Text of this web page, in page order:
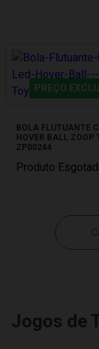
PREÇO
BOLA FLUTUANTE
HOVER BALL ZOOP
ZP00244
Produto
Jogos de